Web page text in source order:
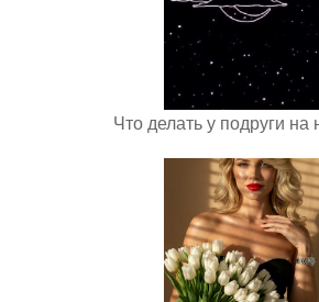
Что делать у подруги на